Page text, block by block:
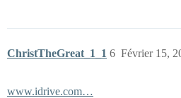
ChristTheGreat_1_1 Février 15,
6
www.idrive.com…